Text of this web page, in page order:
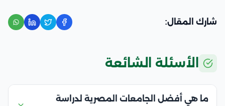
شارك المقال:
الأسئلة الشائعة
ما هي أفضل الجامعات المصرية لدراسة